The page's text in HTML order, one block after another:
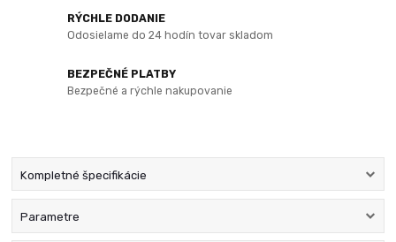
RÝCHLE DODANIE
Odosielame do 24 hodín tovar skladom
BEZPEČNÉ PLATBY
Bezpečné a rýchle nakupovanie
Kompletné špecifikácie
Parametre